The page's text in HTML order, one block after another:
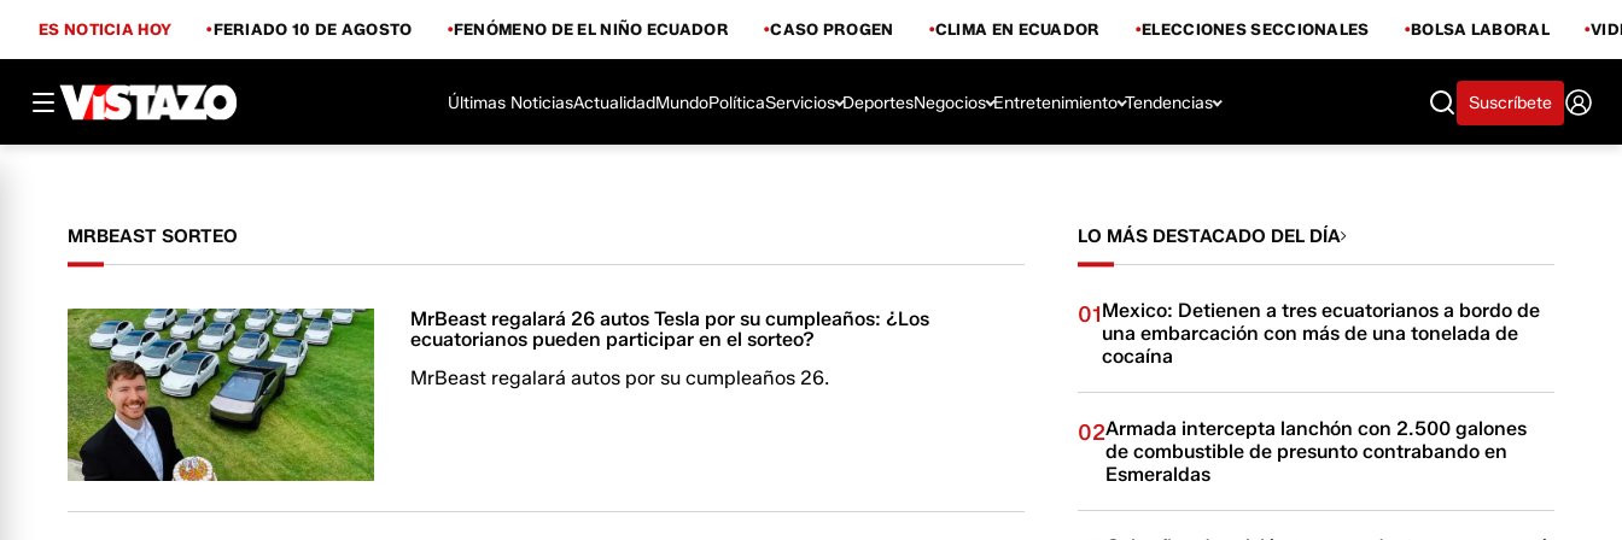
ES NOTICIA HOY FERIADO 10 DE AGOSTO FENÓMENO DE EL NIÑO ECUADOR CASO PROGEN CLIMA EN ECUADOR ELECCIONES SECCIONALES BOLSA LABORAL
Últimas NoticiasActualidadMundoPolíticaServicios DeportesNegocios Entretenimiento Tendencias Suscríbete
MRBEAST SORTEO
MrBeast regalará 26 autos Tesla por su cumpleaños: ¿Los
ecuatorianos pueden participar en el sorteo?
MrBeast regalará autos por su cumpleaños 26.
LO MÁS DESTACADO DEL DÍA
01Mexico: Detienen a tres ecuatorianos a bordo de
una embarcación con más de una tonelada de
cocaína
02Armada intercepta lanchón con 2.500 galones
de combustible de presunto contrabando en
Esmeraldas